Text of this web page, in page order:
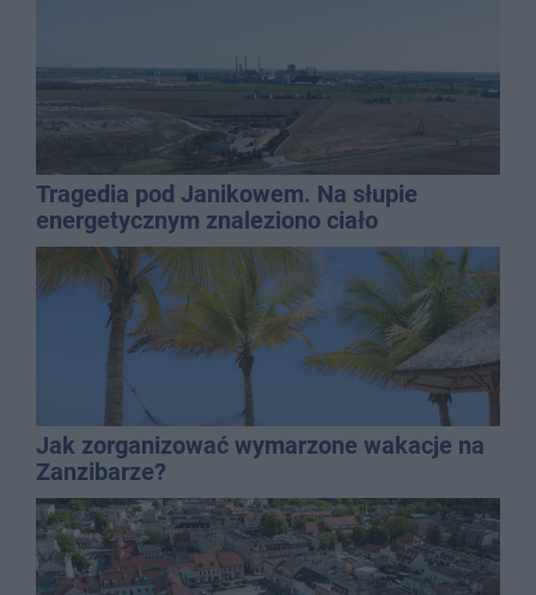
Tragedia pod Janikowem. Na słupie
energetycznym znaleziono ciało
mężczyzny
Jak zorganizować wymarzone wakacje na
Zanzibarze?